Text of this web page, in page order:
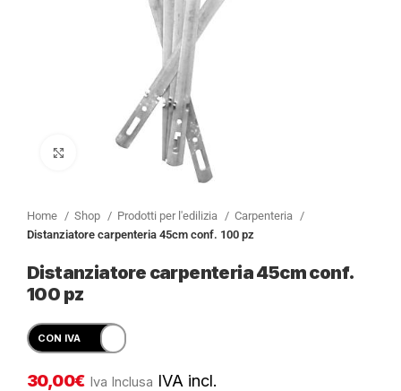
Clicca per ingrandire
Home Shop Prodotti per l'edilizia
Carpenteria
Distanziatore carpenteria 45cm conf. 100 pz
Distanziatore carpenteria 45cm conf.
100 pz
30,00€ Iva Inclusa IVA incl.